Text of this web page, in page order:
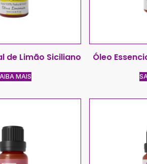
de Limão Siciliano
MAIS
Óleo